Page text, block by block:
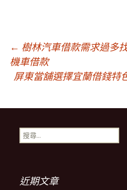
文
章
導
航
列
← 樹林汽車借款需求過多
機車借款
屏東當舖選擇宜蘭借錢特
搜
尋
近期文章